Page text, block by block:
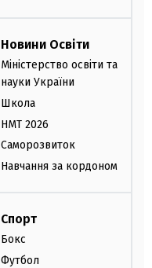
Новини Освіти
Міністерство освіти та
науки України
Школа
НМТ 2026
Саморозвиток
Навчання за кордоном
Спорт
Бокс
Футбол